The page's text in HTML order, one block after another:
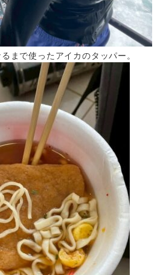
まで使ったアイカのタッパー。